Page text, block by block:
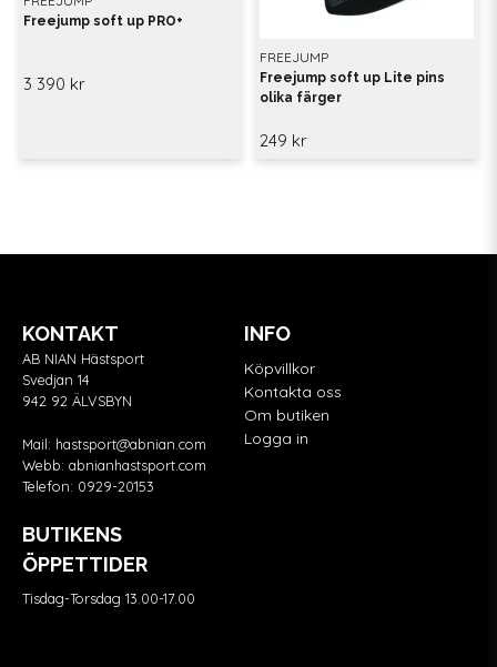
Freejump soft up PRO+
3 390 kr
FREEJUMP
Freejump soft up Lite pins
olika färger
249 kr
KONTAKT
AB NIAN Hästsport
Svedjan 14
942 92 ÄLVSBYN
Mail: hastsport@abnian.com
Webb: abnianhastsport.com
Telefon: 0929-20153
BUTIKENS
ÖPPETTIDER
Tisdag-Torsdag 13.00-17.00
INFO
Köpvillkor
Kontakta oss
Om butiken
Logga in